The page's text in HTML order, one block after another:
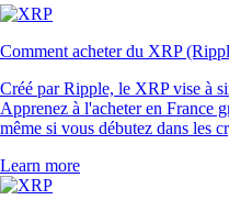
Comment acheter du XRP
Créé par Ripple, le XRP vise à
Apprenez à l'acheter en France
même si vous débutez dans les
Learn more